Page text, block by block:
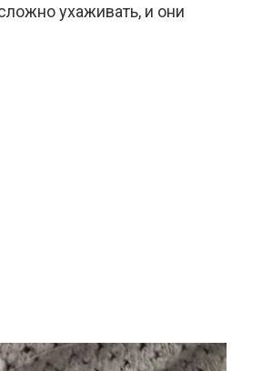
ухаживать, и они